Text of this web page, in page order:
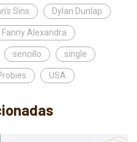
Sins Dylan Dunlap
Fanny Alexandra
sencillo single
USA